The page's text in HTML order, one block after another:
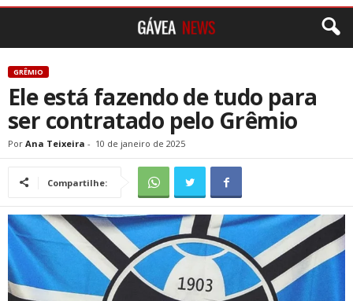
GRÊMIO
Ele está fazendo de tudo para
ser contratado pelo Grêmio
Por Ana Teixeira - 10 de janeiro de 2025
Compartilhe: